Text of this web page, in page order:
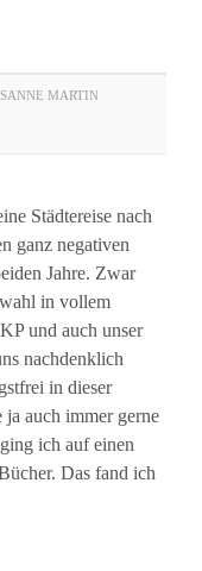
MARTIN
Städtereise nach
ganz negativen
Jahre. Zwar
in vollem
und auch unser
nachdenklich
in dieser
ja auch immer gerne
ich auf einen
Das fand ich